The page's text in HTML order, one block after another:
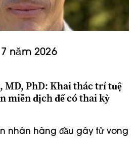
năm 2026
PhD: Khai thác trí tuệ
miễn dịch để có thai kỳ
nhân hàng đầu gây tử vong